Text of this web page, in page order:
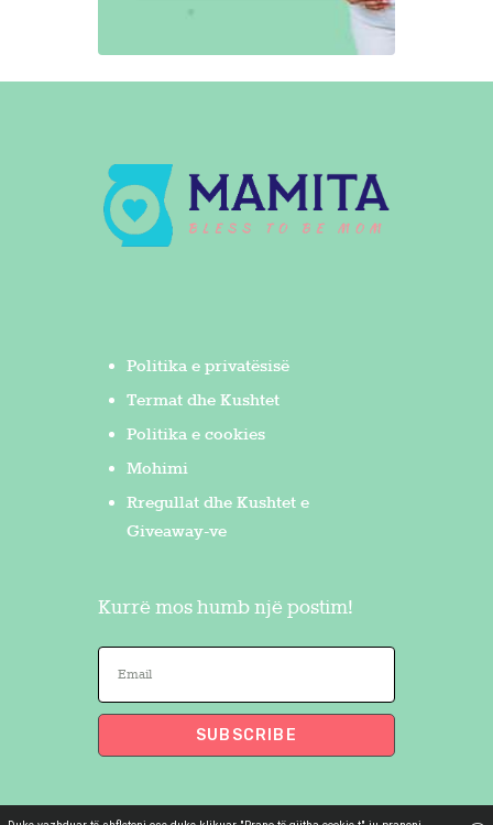
Politika e privatësisë
Termat dhe Kushtet
Politika e cookies
Mohimi
Rregullat dhe Kushtet e
Giveaway-ve
Kurrë mos humb një postim!